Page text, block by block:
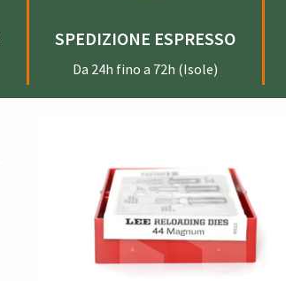
SPEDIZIONE ESPRESSO
Da 24h fino a 72h (Isole)